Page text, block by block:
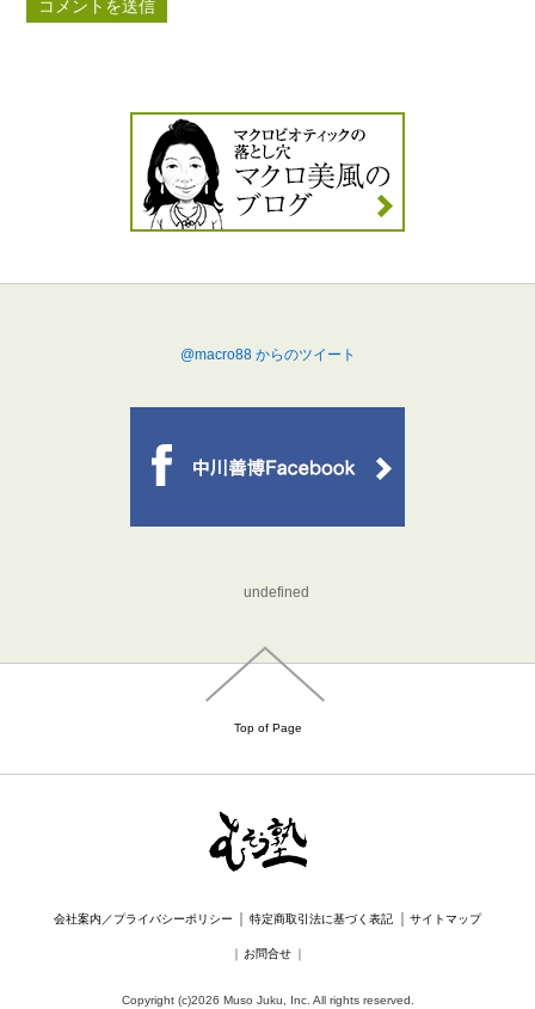
@macro88 からのツイート
undefined
Top of Page
会社案内／プライバシーポリシー 特定商取引法に基づく表記 ｜サイトマップ
｜ お問合せ ｜
Copyright (c)2026 Muso Juku, Inc. All rights reserved.